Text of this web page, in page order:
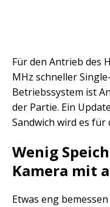
Für den Antrieb des
MHz schneller
Betriebssystem ist
der Partie. Ein
Sandwich wird es
Wenig
Kamera mit
Etwas eng